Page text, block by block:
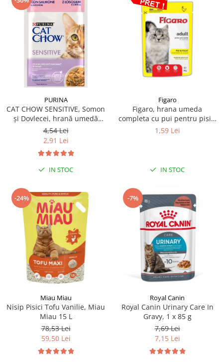
PURINA
CAT CHOW SENSITIVE, Somon
și Dovlecei, hrană umedă
pentru pisici 1x85 g
4,54 Lei
2,91 Lei
IN STOC
Figaro
Figaro, hrana umeda
completa cu pui pentru pisici
adulte 85 g
1,59 Lei
IN STOC
-24%
Miau Miau
Nisip Pisici Tofu Vanilie, Miau
Miau 15 L
78,53 Lei
59,50 Lei
-7%
Royal Canin
Royal Canin Urinary Care In
Gravy, 1 x 85 g
7,69 Lei
7,15 Lei